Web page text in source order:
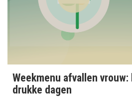
Weekmenu afvallen vrouw:
drukke dagen